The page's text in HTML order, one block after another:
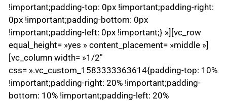
!important;padding-top: 0px !important;padding-right:
0px !important;padding-bottom: 0px
!important;padding-left: 0px !important;} »][vc_row
equal_height= »yes » content_placement= »middle »]
[vc_column width= »1/2″
css= ».vc_custom_1583333363614{padding-top: 10%
!important;padding-right: 20% !important;padding-
bottom: 10% !important;padding-left: 20%